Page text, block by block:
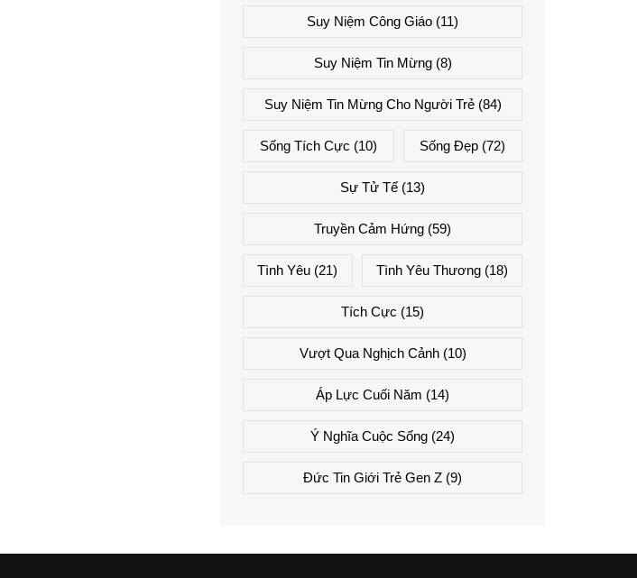
Suy Niệm Công Giáo (11)
Suy Niệm Tin Mừng(8)
Suy Niệm Tin Mừng Cho Người Trẻ(84)
Sống Tích Cực (10) Sống Đẹp (72)
Sự Tử Tế (13)
Truyền Cảm Hứng (59)
Tình Yêu (21) Tình Yêu Thương(18)
Tích Cực (15)
Vượt Qua Nghịch Cảnh(10)
Áp Lực Cuối Năm (14)
Ý Nghĩa Cuộc Sống (24)
Đức Tin Giới Trẻ Gen Z (9)